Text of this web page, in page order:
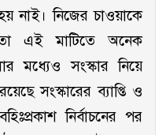
নাই। নিজের চাওয়াকে
এই মাটিতে অনেক
মধ্যেও সংস্কার নিয়ে
সংস্কারের ব্যাপ্তি ও
নির্বাচনের পর